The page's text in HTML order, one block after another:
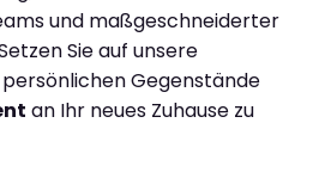
und maßgeschneiderter
Sie auf unsere
Gegenstände
an Ihr neues Zuhause zu